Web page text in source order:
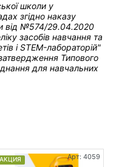
школи у
згідно наказу
від №574/29.04.2020
засобів навчання та
і STEM-лабораторій"
Типового
для навчальних
АКЦИЯ
Арт: 4059